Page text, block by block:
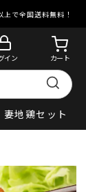
で全国送料無料！
イン カート
妻地鶏セット